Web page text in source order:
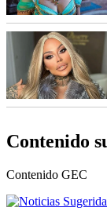
Contenido
Contenido GEC